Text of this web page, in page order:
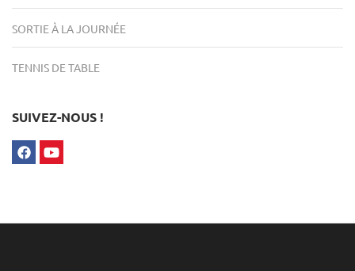
SORTIE À LA JOURNÉE
TENNIS DE TABLE
SUIVEZ-NOUS !